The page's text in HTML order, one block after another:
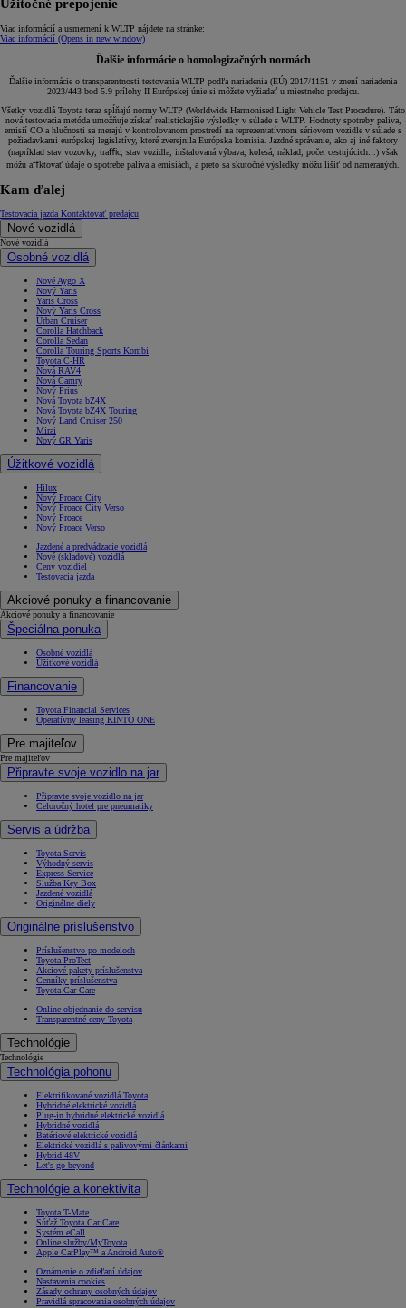
Užitočné prepojenie
Viac informácií a usmernení k WLTP nájdete na stránke:
Viac informácií (Opens in new window)
Ďalšie informácie o homologizačných normách
Ďalšie informácie o transparentnosti testovania WLTP podľa nariadenia (EÚ) 2017/1151 v znení nariadenia
2023/443 bod 5.9 prílohy II Európskej únie si môžete vyžiadať u miestneho predajcu.
Všetky vozidlá Toyota teraz spĺňajú normy WLTP (Worldwide Harmonised Light Vehicle Test Procedure). Táto
nová testovacia metóda umožňuje získať realistickejšie výsledky v súlade s WLTP. Hodnoty spotreby paliva,
emisií CO a hlučnosti sa merajú v kontrolovanom prostredí na reprezentatívnom sériovom vozidle v súlade s
požiadavkami európskej legislatívy, ktoré zverejnila Európska komisia. Jazdné správanie, ako aj iné faktory
(napríklad stav vozovky, traﬃc, stav vozidla, inštalovaná výbava, kolesá, náklad, počet cestujúcich...) však
môžu aﬀktovať údaje o spotrebe paliva a emisiách, a preto sa skutočné výsledky môžu líšiť od nameraných.
Kam ďalej
Testovacia jazda Kontaktovať predajcu
Nové vozidlá
Nové vozidlá
Osobné vozidlá
Nové Aygo X
Nový Yaris
Yaris Cross
Nový Yaris Cross
Urban Cruiser
Corolla Hatchback
Corolla Sedan
Corolla Touring Sports Kombi
Toyota C-HR
Nová RAV4
Nová Camry
Nový Prius
Nová Toyota bZ4X
Nová Toyota bZ4X Touring
Nový Land Cruiser 250
Mirai
Nový GR Yaris
Úžitkové vozidlá
Hilux
Nový Proace City
Nový Proace City Verso
Nový Proace
Nový Proace Verso
Jazdené a predvádzacie vozidlá
Nové (skladové) vozidlá
Ceny vozidiel
Testovacia jazda
Akciové ponuky a financovanie
Akciové ponuky a financovanie
Špeciálna ponuka
Osobné vozidlá
Úžitkové vozidlá
Financovanie
Toyota Financial Services
Operatívny leasing KINTO ONE
Pre majiteľov
Pre majiteľov
Připravte svoje vozidlo na jar
Připravte svoje vozidlo na jar
Celoročný hotel pre pneumatiky
Servis a údržba
Toyota Servis
Výhodný servis
Express Service
Služba Key Box
Jazdené vozidlá
Originálne diely
Originálne príslušenstvo
Príslušenstvo po modeloch
Toyota ProTect
Akciové pakety príslušenstva
Cenníky príslušenstva
Toyota Car Care
Online objednanie do servisu
Transparentné ceny Toyota
Technológie
Technológie
Technológia pohonu
Elektrifikované vozidlá Toyota
Hybridné elektrické vozidlá
Plug-in hybridné elektrické vozidlá
Hybridné vozidlá
Batériové elektrické vozidlá
Elektrické vozidlá s palivovými článkami
Hybrid 48V
Let's go beyond
Technológie a konektivita
Toyota T-Mate
Súťaž Toyota Car Care
Systém eCall
Online služby/MyToyota
Apple CarPlay™ a Android Auto®
Oznámenie o zdieľaní údajov
Nastavenia cookies
Zásady ochrany osobných údajov
Pravidlá spracovania osobných údajov